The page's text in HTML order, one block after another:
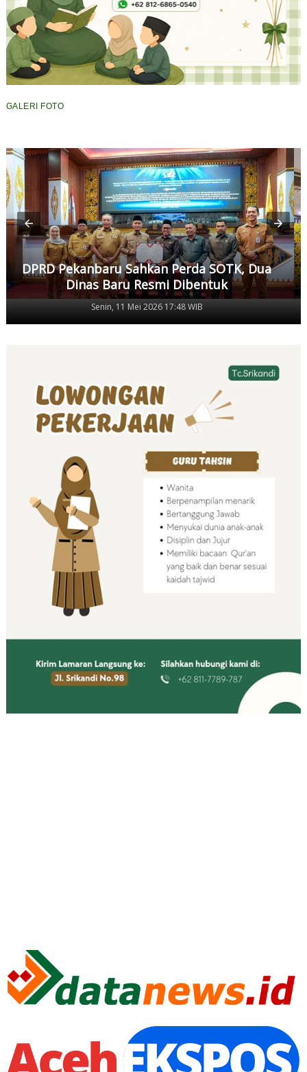
GALERI FOTO
DPRD Pekanbaru Sahkan Perda SOTK, Dua
Dinas Baru Resmi Dibentuk
Senin, 11 Mei 2026 17:48 WIB